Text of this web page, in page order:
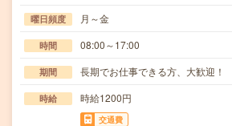
曜日頻度 月～金
時間 08:00～17:00
期間 長期でお仕事できる方、大歓迎！
時給 時給1200円
交通費